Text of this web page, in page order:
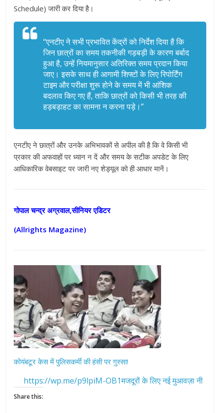
Schedule) जारी कर दिया है।
“एनटीए ने सभी प्रभावित केंद्रों को निर्देश दिया है कि
जिन छात्रों का समय तकनीकी गड़बड़ी के कारण बर्बाद
हुआ है, उन्हें नियमानुसार अतिरिक्त समय प्रदान किया
जाए। इसके साथ ही आगामी शिफ्टों के लिए रिपोर्टिंग
टाइम और परीक्षा शुरू होने के समय में भी आंशिक
बदलाव किए गए हैं, ताकि छात्रों को किसी भी तरह की
हड़बड़ाहट का सामना न करना पड़े।”
एनटीए ने छात्रों और उनके अभिभावकों से अपील की है कि वे किसी भी
प्रकार की अफवाहों पर ध्यान न दें और समय के सटीक अपडेट के लिए
आधिकारिक वेबसाइट पर जारी नए शेड्यूल को ही आधार मानें।
गोपाल चन्द्र अग्रवाल,सीनियर एडिटर
(Allrights Magazine)
कोयंबटूर केस में पुलिसकर्मी की हंसी पर गुस्सा!
https://wp.me/p9lpiM-OB1मजदूरों के लिए नई मुआवज़ा नी
Share this: